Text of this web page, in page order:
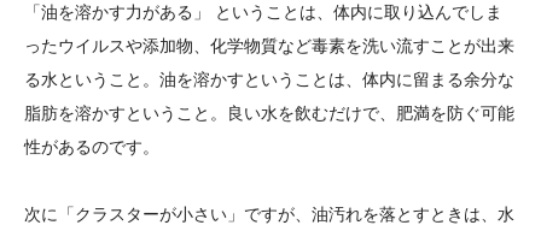
「油を溶かす力がある」 ということは、体内に取り込んでしま
ったウイルスや添加物、化学物質など毒素を洗い流すことが出来
る水ということ。油を溶かすということは、体内に留まる余分な
脂肪を溶かすということ。良い水を飲むだけで、肥満を防ぐ可能
性があるのです。
次に「クラスターが小さい」ですが、油汚れを落とすときは、水